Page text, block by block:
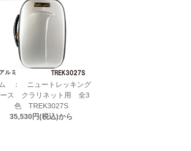
： ニュートレッキング
ス クラリネット用 全3
色 TREK3027S
35,530円(税込)から